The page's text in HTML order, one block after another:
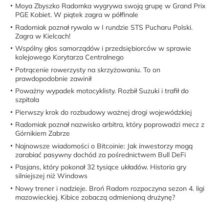
Moya Zbyszko Radomka wygrywa swoją grupę w Grand Prix
PGE Kobiet. W piątek zagra w półfinale
Radomiak poznał rywala w I rundzie STS Pucharu Polski.
Zagra w Kielcach!
Wspólny głos samorządów i przedsiębiorców w sprawie
kolejowego Korytarza Centralnego
Potrącenie rowerzysty na skrzyżowaniu. To on
prawdopodobnie zawinił
Poważny wypadek motocyklisty. Rozbił Suzuki i trafił do
szpitala
Pierwszy krok do rozbudowy ważnej drogi wojewódzkiej
Radomiak poznał nazwisko arbitra, który poprowadzi mecz z
Górnikiem Zabrze
Najnowsze wiadomości o Bitcoinie: Jak inwestorzy mogą
zarabiać pasywny dochód za pośrednictwem Bull DeFi
Pasjans, który pokonał 32 tysiące układów. Historia gry
silniejszej niż Windows
Nowy trener i nadzieje. Broń Radom rozpoczyna sezon 4. ligi
mazowieckiej. Kibice zobaczą odmienioną drużynę?